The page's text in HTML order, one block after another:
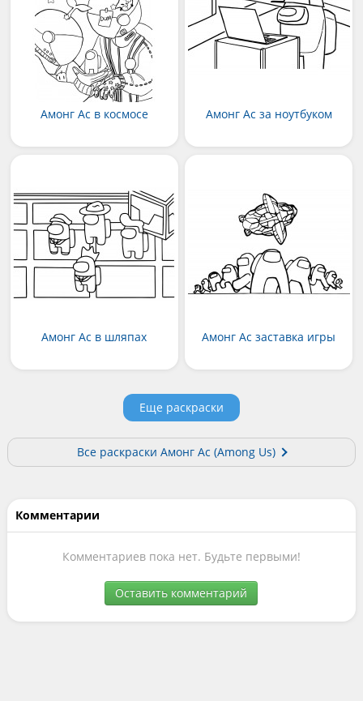
Амонг Ас в космосе Амонг Ас за ноутбуком
Амонг Ас в шляпах Амонг Ас заставка игры
Еще раскраски
Все раскраски Амонг Ас (Among Us)
Комментарии
Комментариев пока нет. Будьте первыми!
Оставить комментарий